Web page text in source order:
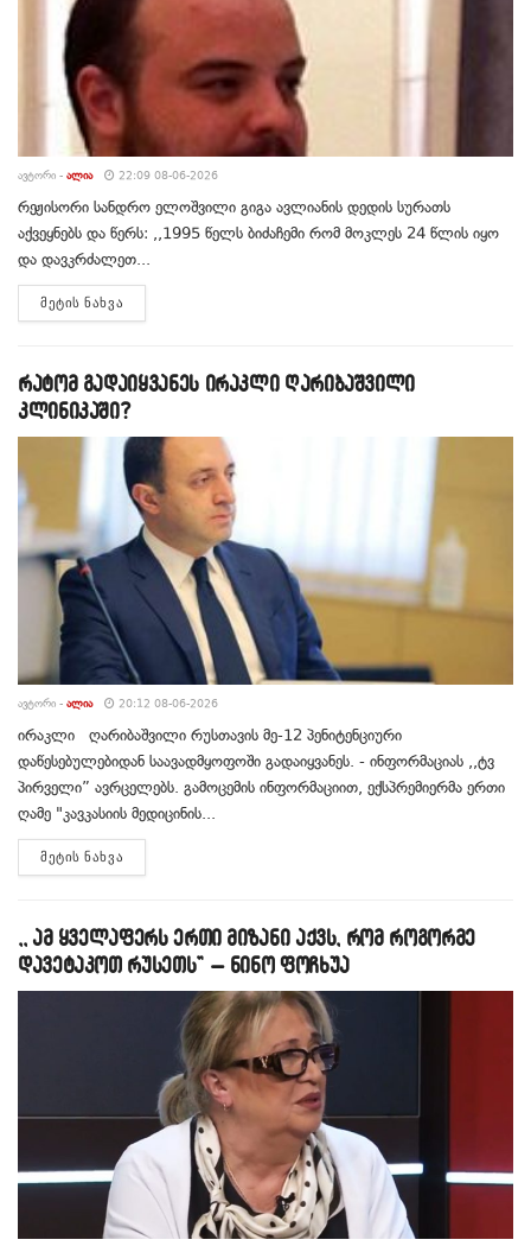
ᲐᲕᲢᲝᲠᲘ - ᲐᲚᲘᲐ 22:09 08-06-2026
რეჟისორი სანდრო ელოშვილი გიგა ავლიანის დედის სურათს
აქვეყნებს და წერს: ,,1995 წელს ბიძაჩემი რომ მოკლეს 24 წლის იყო
და დავკრძალეთ...
ᲛᲔᲢᲘᲡ ᲜᲐᲮᲕᲐ
რატომ გადაიყვანეს ირაკლი ღარიბაშვილი
კლინიკაში?
ᲐᲕᲢᲝᲠᲘ - ᲐᲚᲘᲐ 20:12 08-06-2026
ირაკლი ღარიბაშვილი რუსთავის მე-12 პენიტენციური
დაწესებულებიდან საავადმყოფოში გადაიყვანეს. - ინფორმაციას ,,ტვ
პირველი” ავრცელებს. გამოცემის ინფორმაციით, ექსპრემიერმა ერთი
ღამე "კავკასიის მედიცინის...
ᲛᲔᲢᲘᲡ ᲜᲐᲮᲕᲐ
,, ამ ყველაფერს ერთი მიზანი აქვს, რომ როგორმე
დავეტაკოთ რუსეთს” – ნინო ფოჩხუა